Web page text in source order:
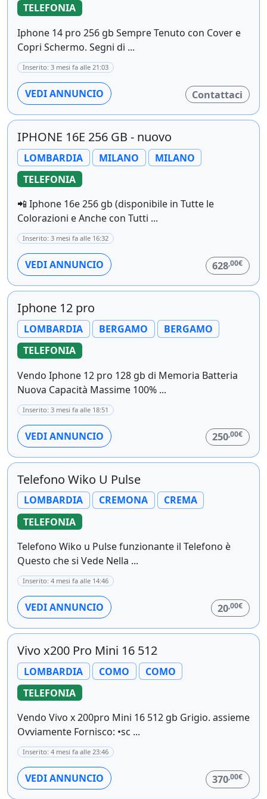
TELEFONIA
Iphone 14 pro 256 gb Sempre Tenuto con Cover e
Copri Schermo. Segni di ...
Inserito: 3 mesi fa alle 21:03
VEDI ANNUNCIO Contattaci
IPHONE 16E 256 GB - nuovo
LOMBARDIA MILANO
MILANO
TELEFONIA
📲 Iphone 16e 256 gb (disponibile in Tutte le
Colorazioni e Anche con Tutti ...
Inserito: 3 mesi fa alle 16:32
VEDI ANNUNCIO 628,00€
Iphone 12 pro
LOMBARDIA BERGAMO
BERGAMO
TELEFONIA
Vendo Iphone 12 pro 128 gb di Memoria Batteria
Nuova Capacità Massime 100% ...
Inserito: 3 mesi fa alle 18:51
VEDI ANNUNCIO 250,00€
Telefono Wiko U Pulse
LOMBARDIA CREMONA
CREMA
TELEFONIA
Telefono Wiko u Pulse funzionante il Telefono è
Questo che si Vede Nella ...
Inserito: 4 mesi fa alle 14:46
VEDI ANNUNCIO 20,00€
Vivo x200 Pro Mini 16 512
LOMBARDIA COMO
COMO
TELEFONIA
Vendo Vivo x 200pro Mini 16 512 gb Grigio. assieme
Ovviamente Fornisco: •sc ...
Inserito: 4 mesi fa alle 23:46
VEDI ANNUNCIO 370,00€